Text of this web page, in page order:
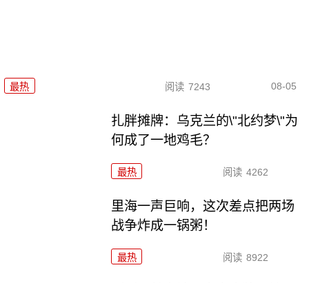
最热 阅读 7243 08-05
扎胖摊牌：乌克兰的\"北约梦\"为
何成了一地鸡毛？
最热 阅读 4262
里海一声巨响，这次差点把两场
战争炸成一锅粥！
最热 阅读 8922